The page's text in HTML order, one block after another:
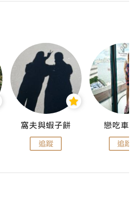
窩夫與蝦子餅
追蹤
戀吃車
追蹤